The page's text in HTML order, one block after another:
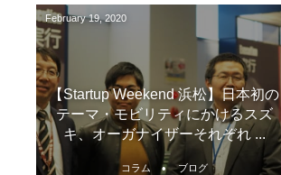
February 19,2020
【Startup Weekend 浜松】日本初の
テーマ・モビリティにかけるスズ
キ、オーガナイザーそれぞれ ...
コラム ブログ